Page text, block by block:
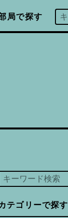
局で探す
テゴリーで探す